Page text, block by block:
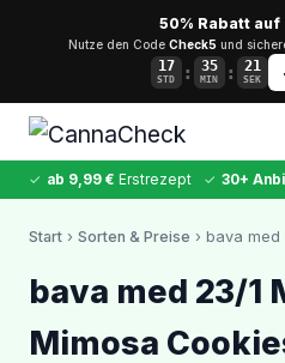
50% Rabatt auf
Nutze den Code Check5und
17
STD : 35
MIN : 20
SEK
✓ ab 9,99 € Erstrezept ✓ 30+
Cannabis Kokain
Start › Sorten & Preise › bava
bava med 23/1
Mimosa